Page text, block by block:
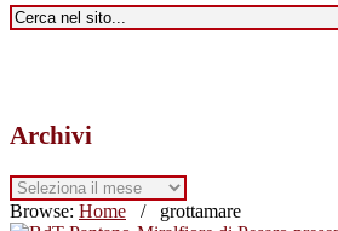
Archivi
Archivi
Browse: Home / grottamare